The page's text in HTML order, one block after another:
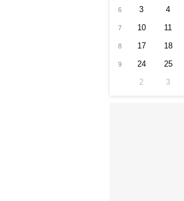
6 3 4
7 10 11
8 17 18
9 24 25
2
3